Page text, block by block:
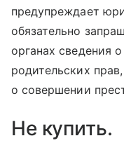
предупреждает
обязательно
органах сведения
родительских
о совершении
Не купить.